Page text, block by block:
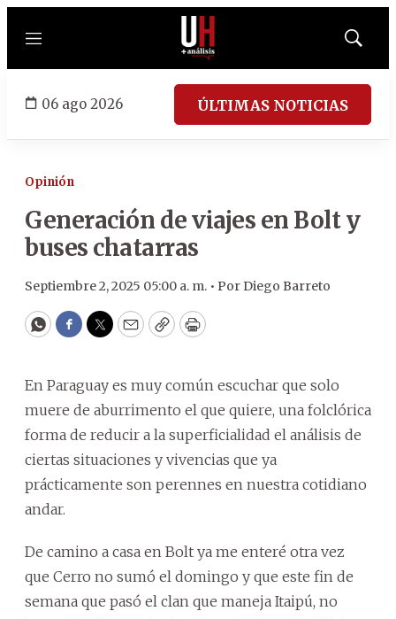
Menú
Mostrar
06 ago 2026 ÚLTIMAS NOTICIAS
Opinión
Generación de viajes en Bolt y
buses chatarras
Septiembre 2, 2025 05:00 a. m. • PorDiego Barreto
WhatsApp
Facebook
Twitter
EmailCopyPrint
En Paraguay es muy común escuchar que solo
muere de aburrimento el que quiere, una folclórica
forma de reducir a la superficialidad el análisis de
ciertas situaciones y vivencias que ya
prácticamente son perennes en nuestra cotidiano
andar.
De camino a casa en Bolt ya me enteré otra vez
que Cerro no sumó el domingo y que este fin de
semana que pasó el clan que maneja Itaipú, no